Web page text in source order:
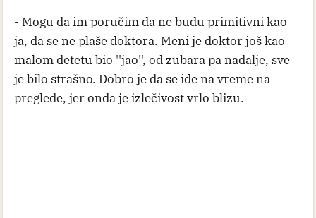
Nekoliko godina kasnije i sam glumac suočio se sa
ozbiljnom dijagnozom. Mustafa Nadarević
otvoreno je govorio o svojoj borbi sarakom pluća
ne krijući koliko je teško prihvatiti takvu vest.